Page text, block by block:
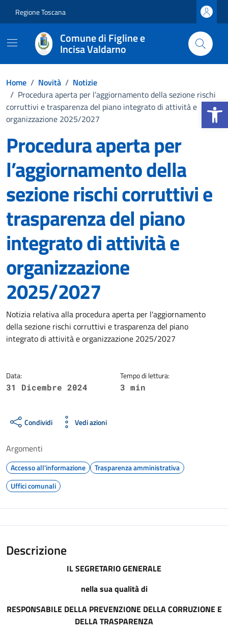
Apri la
Regione Toscana
Comune di Figline e
Incisa Valdarno
Home / Novità / Notizie
/ Procedura aperta per l’aggiornamento della sezione rischi
corruttivi e trasparenza del piano integrato di attività e
organizzazione 2025/2027
Procedura aperta per
l’aggiornamento della
sezione rischi corruttivi e
trasparenza del piano
integrato di attività e
organizzazione
2025/2027
Dettagli della notizia
Notizia relativa alla procedura aperta per l'aggiornamento
della sezione rischi corruttivi e trasparenza del piano
integrato di attività e organizzazione 2025/2027
Data:
31 Dicembre 2024
Tempo di lettura:
3 min
Condividi Vedi azioni
Argomenti
Accesso all'informazione
Trasparenza amministrativa
Uffici comunali
Descrizione
IL SEGRETARIO GENERALE
nella sua qualità di
RESPONSABILE DELLA PREVENZIONE DELLA CORRUZIONE E
DELLA TRASPARENZA